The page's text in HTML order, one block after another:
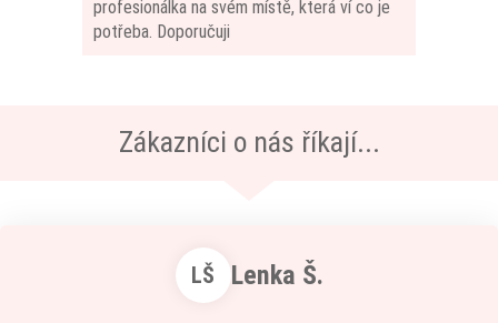
profesionálka na svém místě, která ví co je
potřeba. Doporučuji
Zákazníci o nás říkají...
LŠ Lenka Š.